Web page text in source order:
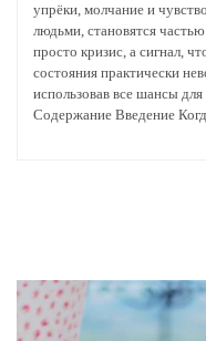
упрёки, молчание и
людьми, становятся
просто кризис, а сигнал,
состояния практически
использовав все шансы
Содержание Введение